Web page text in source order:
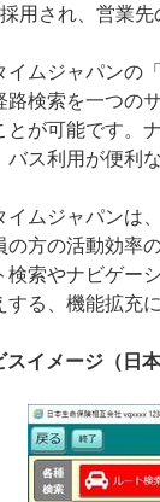
用され、営業
ムジャパンの
路検索を一つの
とが可能です。
バス利用が便利
ムジャパンは
の方の活動効率
検索やナビゲー
する、機能拡充
イメージ（日